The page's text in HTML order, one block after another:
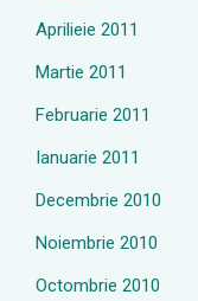
Aprilieie 2011
Martie 2011
Februarie 2011
Ianuarie 2011
Decembrie 2010
Noiembrie 2010
Octombrie 2010